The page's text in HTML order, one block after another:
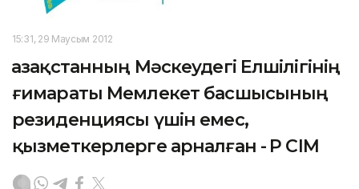
15:31, 29 Маусым 2012
Қазақстанның Мәскеудегі Елшілігінің
ғимараты Мемлекет басшысының
резиденциясы үшін емес,
қызметкерлерге арналған - ҚР СІМ